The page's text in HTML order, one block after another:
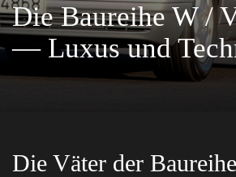
Die Baureihe W /
— Luxus und
Die Väter der